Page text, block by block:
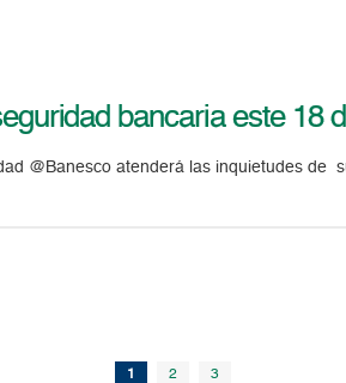
bancaria este 18
@Banesco atenderá las inquietudes de
1 2 3